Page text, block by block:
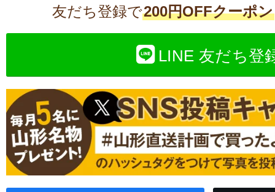
友だち登録で200円OFFクーポン
LINE 友だち登